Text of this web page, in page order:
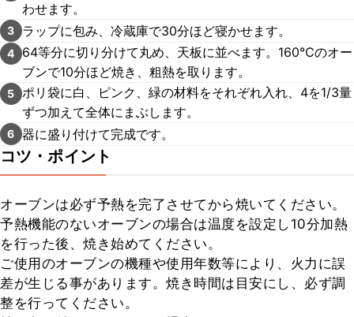
わせます。
3 ラップに包み、冷蔵庫で30分ほど寝かせます。
4
64等分に切り分けて丸め、天板に並べます。160℃のオー
ブンで10分ほど焼き、粗熱を取ります。
5 ポリ袋に白、ピンク、緑の材料をそれぞれ入れ、4を1/3量
ずつ加えて全体にまぶします。
6 器に盛り付けて完成です。
コツ・ポイント
オーブンは必ず予熱を完了させてから焼いてください。
予熱機能のないオーブンの場合は温度を設定し10分加熱
を行った後、焼き始めてください。
ご使用のオーブンの機種や使用年数等により、火力に誤
差が生じる事があります。焼き時間は目安にし、必ず調
整を行ってください。